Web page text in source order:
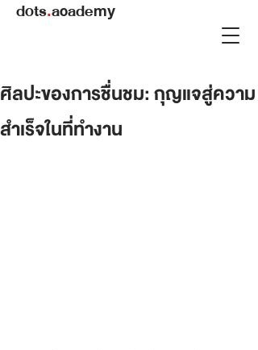
dots.academy
ศิลปะของการชื่นชม: กุญแจสู่ความ
สำเร็จในที่ทำงาน